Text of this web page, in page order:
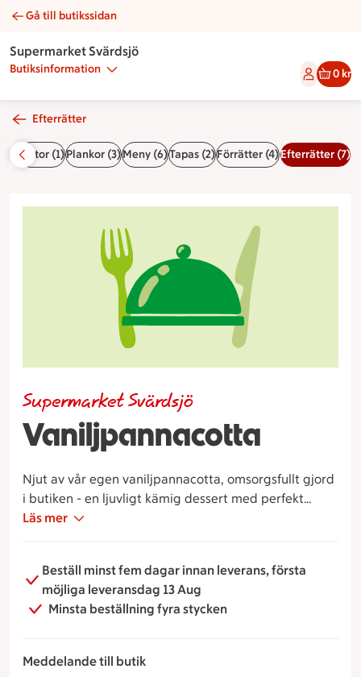
Vaniljpannacotta | Catering Supermarket Svärdsjö
Gå till butikssidan
Supermarket Svärdsjö
Butiksinformation 0 kr
Efterrätter
Tårtor (1)Plankor (3)Meny (6)Tapas (2)Förrätter (4)Efterrätter (7)
Vaniljpannacotta
Supermarket Svärdsjö
Njut av vår egen vaniljpannacotta, omsorgsfullt gjord
i butiken - en ljuvligt kämig dessert med perfekt
balans mellan sötma och syra toppad med en frisk
Läs mer
Beställ minst fem dagar innan leverans, första
möjliga leveransdag 13 Aug
Minsta beställning fyra stycken
Meddelande till butik